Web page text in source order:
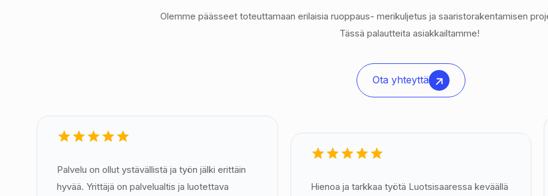
Olemme päässeet toteuttamaan erilaisia ruoppaus- merikuljetus ja saaristorakentamisen
Tässä palautteita asiakkailtamme!
Ota yhteyttä
Palvelu on ollut ystävällistä ja työn jälki erittäin
hyvää. Yrittäjä on palvelualtis ja luotettava
Hienoa ja tarkkaa työtä Luotsisaaressa keväällä